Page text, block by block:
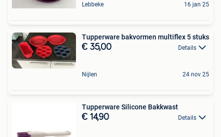
Lebbeke 16 jan 25
Tupperware bakvormen multiflex 5 stuks
€ 35,00 Details
Nijlen 24 nov 25
Tupperware Silicone Bakkwast
€ 14,90 Details